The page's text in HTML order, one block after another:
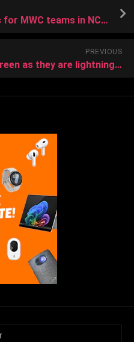
Money matters: UNM roots for MWC teams in NCAAs
PREVIOUS
Will 5G networks be as green as they are lightning fast?